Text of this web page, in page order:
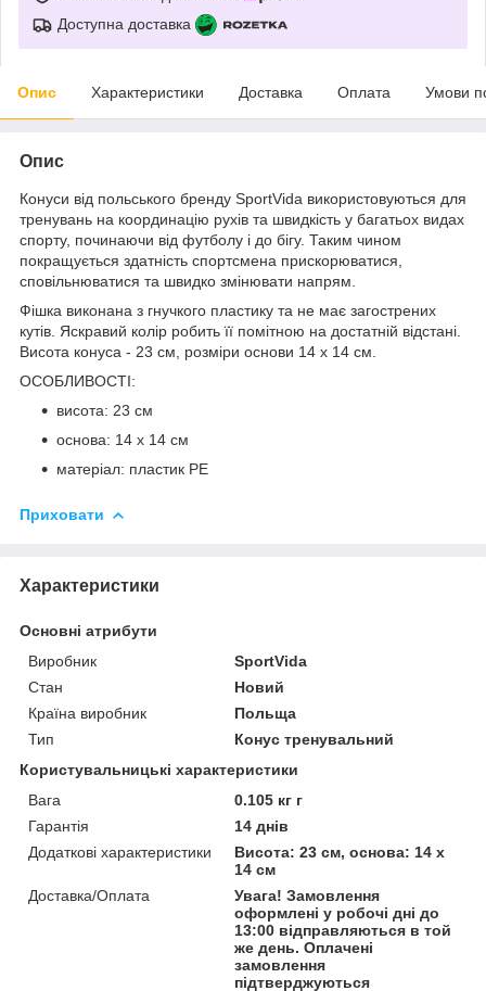
Доступна доставка
Опис Характеристики Доставка Оплата Умови
Опис
Конуси від польського бренду SportVida використовуються для
тренувань на координацію рухів та швидкість у багатьох видах
спорту, починаючи від футболу і до бігу. Таким чином
покращується здатність спортсмена прискорюватися,
сповільнюватися та швидко змінювати напрям.
Фішка виконана з гнучкого пластику та не має загострених
кутів. Яскравий колір робить її помітною на достатній відстані.
Висота конуса - 23 см , розміри основи 14 x 14 см
ОСОБЛИВОСТІ:
висота: 23 см
основа: 14 x 14 см
матеріал: пластик PE
Приховати
Характеристики
Основні атрибути
Виробник
SportVida
Стан
Новий
Країна виробник
Польща
Тип
Конус тренувальний
Користувальницькі характеристики
Вага
0.105 кг г
Гарантія
14 днів
Додаткові характеристики
Висота: 23 см, основа: 14 х
14 см
Доставка/Оплата
Увага! Замовлення
оформлені у робочі дні до
13:00 відправляються в той
же день. Оплачені
замовлення
підтверджуються